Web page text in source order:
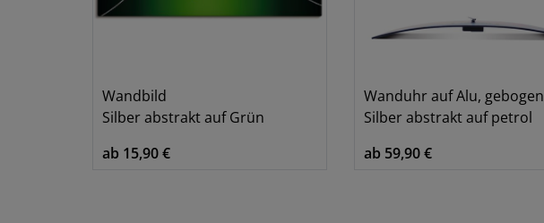
Wandbild
Silber abstrakt auf Grün
ab 15,90 €
Wanduhr auf Alu, gebogen
Silber abstrakt auf petrol
ab 59,90 €